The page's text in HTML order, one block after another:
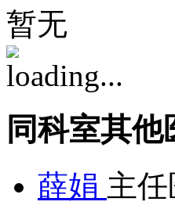
暂无
同科室其他
薛娟 主